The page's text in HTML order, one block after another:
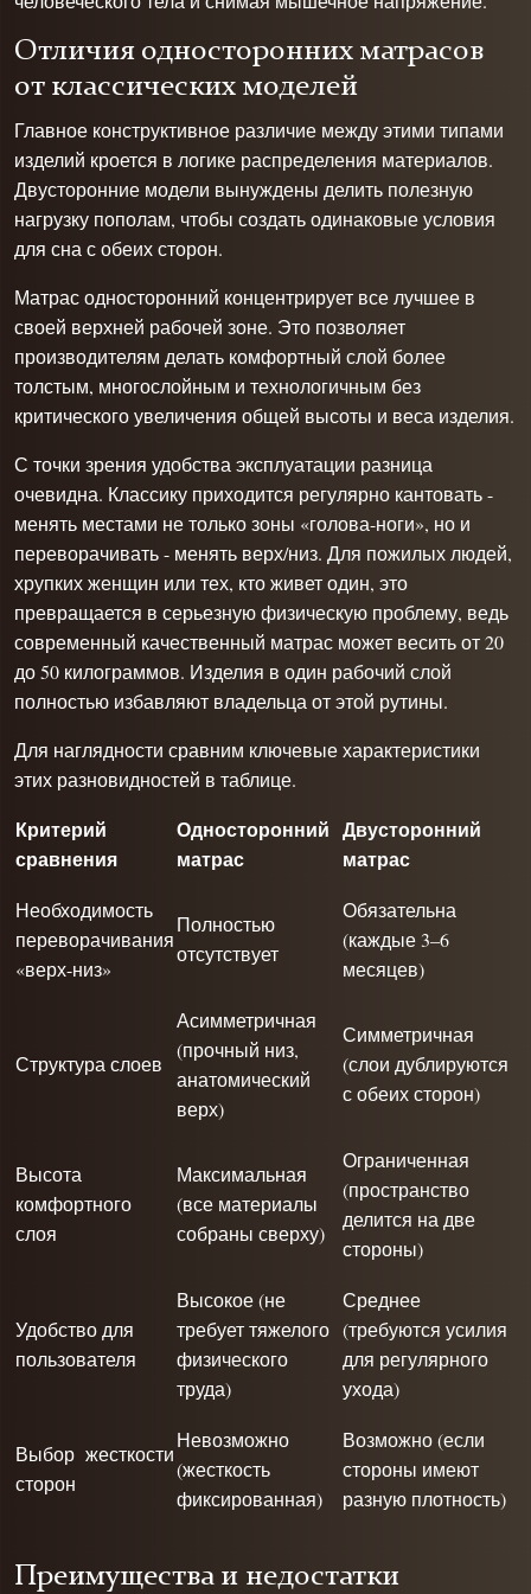
Отличия односторонних матрасов
от классических моделей
Главное конструктивное различие между этими типами
изделий кроется в логике распределения материалов.
Двусторонние модели вынуждены делить полезную
нагрузку пополам, чтобы создать одинаковые условия
для сна с обеих сторон.
Матрас односторонний концентрирует все лучшее в
своей верхней рабочей зоне. Это позволяет
производителям делать комфортный слой более
толстым, многослойным и технологичным без
критического увеличения общей высоты и веса изделия.
С точки зрения удобства эксплуатации разница
очевидна. Классику приходится регулярно кантовать -
менять местами не только зоны «голова-ноги», но и
переворачивать - менять верх/низ. Для пожилых людей,
хрупких женщин или тех, кто живет один, это
превращается в серьезную физическую проблему, ведь
современный качественный матрас может весить от 20
до 50 килограммов. Изделия в один рабочий слой
полностью избавляют владельца от этой рутины.
Для наглядности сравним ключевые характеристики
этих разновидностей в таблице.
Критерий
сравнения
Односторонний
матрас
Двусторонний
матрас
Необходимость
переворачивания
«верх-низ»
Полностью
отсутствует
Обязательна
(каждые 3–6
месяцев)
Структура слоев
Асимметричная
(прочный низ,
анатомический
верх)
Симметричная
(слои дублируются
с обеих сторон)
Высота
комфортного
слоя
Максимальная
(все материалы
собраны сверху)
Ограниченная
(пространство
делится на две
стороны)
Удобство для
пользователя
Высокое (не
требует тяжелого
физического
труда)
Среднее
(требуются усилия
для регулярного
ухода)
Выбор жесткости
сторон
Невозможно
(жесткость
фиксированная)
Возможно (если
стороны имеют
разную плотность)
Преимущества и недостатки